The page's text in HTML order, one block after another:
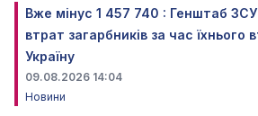
Вже мінус 1 457 740 : Генштаб ЗСУ
втрат загарбників за час їхнього
Україну
09.08.2026 14:04
Новини